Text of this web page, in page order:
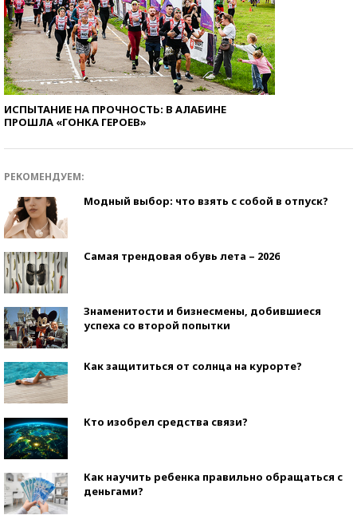
ИСПЫТАНИЕ НА ПРОЧНОСТЬ: В АЛАБИНЕ
ПРОШЛА «ГОНКА ГЕРОЕВ»
РЕКОМЕНДУЕМ:
Модный выбор: что взять с собой в отпуск?
Самая трендовая обувь лета – 2026
Знаменитости и бизнесмены, добившиеся
успеха со второй попытки
Как защититься от солнца на курорте?
Кто изобрел средства связи?
Как научить ребенка правильно обращаться с
деньгами?